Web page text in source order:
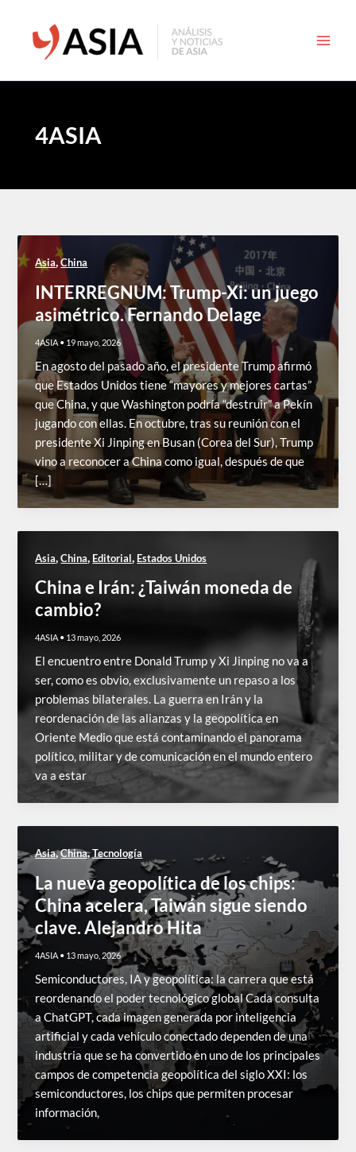
contenido
4ASIA
Asia,China
INTERREGNUM: Trump-Xi: un juego
asimétrico. Fernando Delage
4ASIA • 19 mayo, 2026
En agosto del pasado año, el presidente Trump afirmó
que Estados Unidos tiene “mayores y mejores cartas”
que China, y que Washington podría “destruir” a Pekín
jugando con ellas. En octubre, tras su reunión con el
presidente Xi Jinping en Busan (Corea del Sur), Trump
vino a reconocer a China como igual, después de que
[…]
Asia,China, Editorial, Estados Unidos
China e Irán: ¿Taiwán moneda de
cambio?
4ASIA • 13 mayo, 2026
El encuentro entre Donald Trump y Xi Jinping no va a
ser, como es obvio, exclusivamente un repaso a los
problemas bilaterales. La guerra en Irán y la
reordenación de las alianzas y la geopolítica en
Oriente Medio que está contaminando el panorama
político, militar y de comunicación en el mundo entero
va a estar
Asia,China,Tecnología
La nueva geopolítica de los chips:
China acelera, Taiwán sigue siendo
clave. Alejandro Hita
4ASIA • 13 mayo, 2026
Semiconductores, IA y geopolítica: la carrera que está
reordenando el poder tecnológico global Cada consulta
a ChatGPT, cada imagen generada por inteligencia
artificial y cada vehículo conectado dependen de una
industria que se ha convertido en uno de los principales
campos de competencia geopolítica del siglo XXI: los
semiconductores, los chips que permiten procesar
información,